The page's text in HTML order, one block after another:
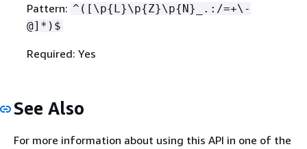
Pattern: ^([\p{L}\p{Z}\p{N}_.:/=+\-
@]*)$
Required: Yes
See Also
For more information about using this API in one of the